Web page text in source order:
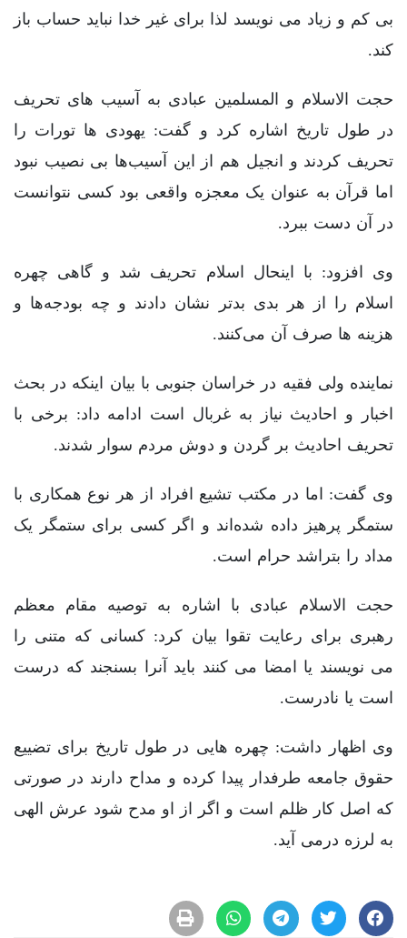
بی کم و زیاد می نویسد لذا برای غیر خدا نباید حساب باز
کند.
حجت الاسلام و المسلمین عبادی به آسیب های تحریف
در طول تاریخ اشاره کرد و گفت: یهودی ها تورات را
تحریف کردند و انجیل هم از این آسیب‌ها بی نصیب نبود
اما قرآن به عنوان یک معجزه واقعی بود کسی نتوانست
در آن دست ببرد.
وی افزود: با اینحال اسلام تحریف شد و گاهی چهره
اسلام را از هر بدی بدتر نشان دادند و چه بودجه‌ها و
هزینه ها صرف آن می‌کنند.
نماینده ولی فقیه در خراسان جنوبی با بیان اینکه در بحث
اخبار و احادیث نیاز به غربال است ادامه داد: برخی با
تحریف احادیث بر گردن و دوش مردم سوار شدند.
وی گفت: اما در مکتب تشیع افراد از هر نوع همکاری با
ستمگر پرهیز داده شده‌اند و اگر کسی برای ستمگر یک
مداد را بتراشد حرام است.
حجت الاسلام عبادی با اشاره به توصیه مقام معظم
رهبری برای رعایت تقوا بیان کرد: کسانی که متنی را
می نویسند یا امضا می کنند باید آنرا بسنجند که درست
است یا نادرست.
وی اظهار داشت: چهره هایی در طول تاریخ برای تضییع
حقوق جامعه طرفدار پیدا کرده و مداح دارند در صورتی
که اصل کار ظلم است و اگر از او مدح شود عرش الهی
به لرزه درمی آید.